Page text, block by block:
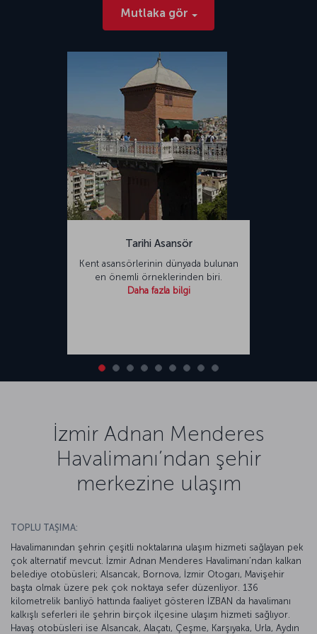
Mutlaka gör
Tarihi Asansör
Kent asansörlerinin dünyada bulunan
en önemli örneklerinden biri.
Daha fazla bilgi
İzmir Adnan Menderes
Havalimanı’ndan şehir
merkezine ulaşım
TOPLU TAŞIMA:
Havalimanından şehrin çeşitli noktalarına ulaşım hizmeti sağlayan pek
çok alternatif mevcut. İzmir Adnan Menderes Havalimanı’ndan kalkan
belediye otobüsleri; Alsancak, Bornova, İzmir Otogarı, Mavişehir
başta olmak üzere pek çok noktaya sefer düzenliyor. 136
kilometrelik banliyö hattında faaliyet gösteren İZBAN da havalimanı
kalkışlı seferleri ile şehrin birçok ilçesine ulaşım hizmeti sağlıyor.
Havaş otobüsleri ise Alsancak, Alaçatı, Çeşme, Karşıyaka, Urla, Aydın